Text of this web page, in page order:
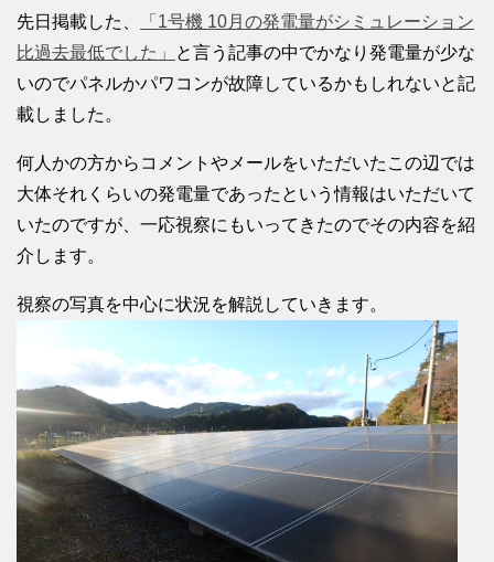
先日掲載した、
「1号機 10月の発電量がシミュレーション
比過去最低でした」
と言う記事の中でかなり発電量が少な
いのでパネルかパワコンが故障しているかもしれないと記
載しました。
何人かの方からコメントやメールをいただいたこの辺では
大体それくらいの発電量であったという情報はいただいて
いたのですが、一応視察にもいってきたのでその内容を紹
介します。
視察の写真を中心に状況を解説していきます。